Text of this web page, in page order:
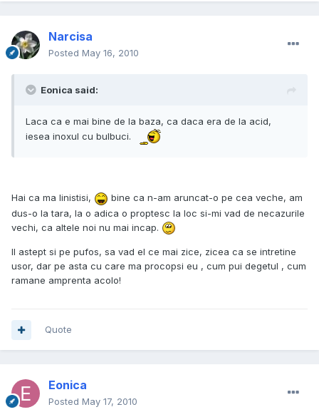
Narcisa
Posted May 16, 2010
Eonica said:
Laca ca e mai bine de la baza, ca daca era de la acid,
iesea inoxul cu bulbuci.
Hai ca ma linistisi,
bine ca n-am aruncat-o pe cea veche, am
dus-o la tara, la o adica o proptesc la loc si-mi vad de necazurile
vechi, ca altele noi nu mai incap.
Il astept si pe pufos, sa vad el ce mai zice, zicea ca se intretine
usor, dar pe asta cu care ma procopsi eu , cum pui degetul , cum
ramane amprenta acolo!
Quote
Eonica
Posted May 17, 2010